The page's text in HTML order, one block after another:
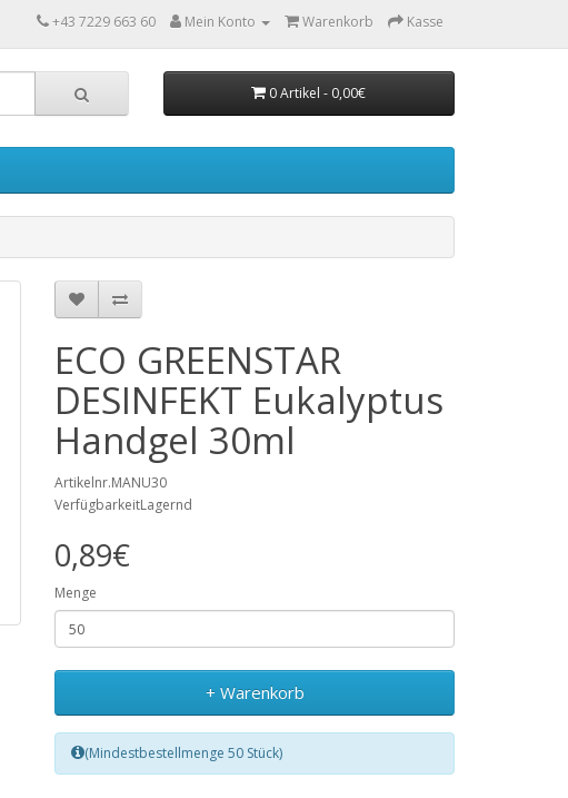
+43 7229 663 60 Mein Konto Warenkorb Kasse
0 Artikel - 0,00€
ECO GREENSTAR
DESINFEKT Eukalyptus
Handgel 30ml
Artikelnr.MANU30
VerfügbarkeitLagernd
0,89€
Menge
+ Warenkorb
(Mindestbestellmenge 50 Stück)